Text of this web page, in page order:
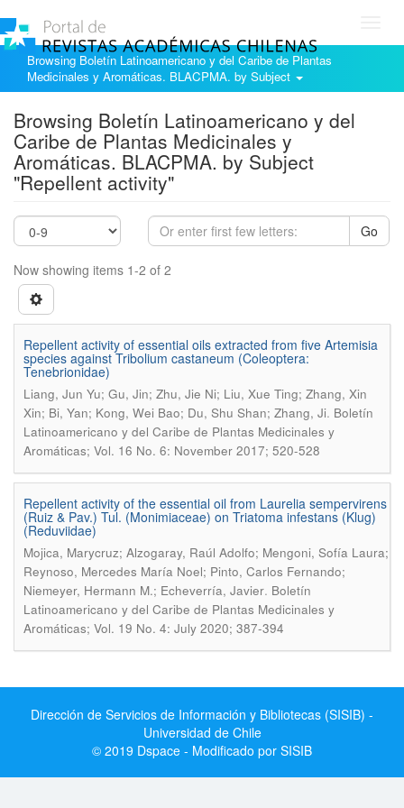
Browsing Boletín Latinoamericano y del Caribe de Plantas
Medicinales y Aromáticas. BLACPMA. by Subject
Browsing Boletín Latinoamericano y del
Caribe de Plantas Medicinales y
Aromáticas. BLACPMA. by Subject
"Repellent activity"
Go
Now showing items 1-2 of 2
Repellent activity of essential oils extracted from five Artemisia
species against Tribolium castaneum (Coleoptera:
Tenebrionidae)
Liang, Jun Yu; Gu, Jin; Zhu, Jie Ni; Liu, Xue Ting; Zhang, Xin
Xin; Bi, Yan; Kong, Wei Bao; Du, Shu Shan; Zhang, Ji. Boletín
Latinoamericano y del Caribe de Plantas Medicinales y
Aromáticas; Vol. 16 No. 6: November 2017; 520-528
Repellent activity of the essential oil from Laurelia sempervirens
(Ruiz & Pav.) Tul. (Monimiaceae) on Triatoma infestans (Klug)
(Reduviidae)
Mojica, Marycruz; Alzogaray, Raúl Adolfo; Mengoni, Sofía Laura;
Reynoso, Mercedes María Noel; Pinto, Carlos Fernando;
Niemeyer, Hermann M.; Echeverría, Javier. Boletín
Latinoamericano y del Caribe de Plantas Medicinales y
Aromáticas; Vol. 19 No. 4: July 2020; 387-394
Dirección de Servicios de Información y Bibliotecas (SISIB) -
Universidad de Chile
© 2019 Dspace - Modificado por SISIB